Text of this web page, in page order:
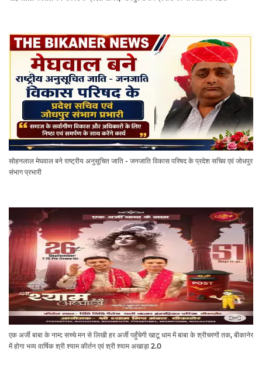
सोहनलाल मेघवाल बने राष्ट्रीय अनुसूचित जाति - जनजाति विकास परिषद के प्रदेश सचिव एवं जोधपुर
संभाग प्रभारी
एक अर्जी बाबा के नाम: सच्चे मन से लिखी हर अर्जी पहुँचेगी खाटू धाम में बाबा के श्रीचरणों तक, बीकानेर
में होगा भव्य वार्षिक श्री श्याम कीर्तन एवं श्री श्याम अखाड़ा 2.0